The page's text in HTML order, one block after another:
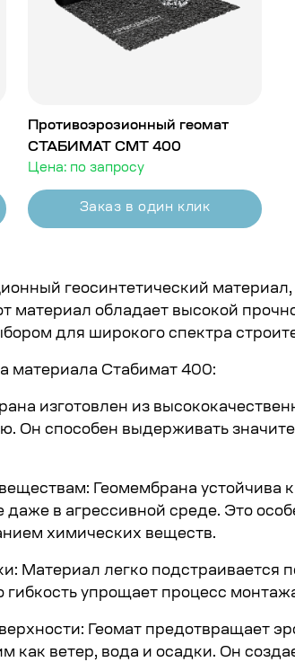
Противоэрозионный геомат
СТАБИМАТ СМТ 400
Цена: по запросу
Заказ в один клик
геосинтетический
материал обладает высокой
для широкого спектра
материала Стабимат 400:
изготовлен из
Он способен выдерживать
Геомембрана устойчива
даже в агрессивной среде. Это
химических веществ.
Материал легко
гибкость упрощает процесс
Геомат предотвращает
как ветер, вода и осадки. Он